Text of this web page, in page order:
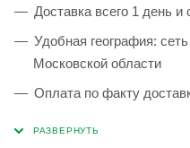
Доставка всего 1 день
Удобная география:
Московской области
Оплата по факту